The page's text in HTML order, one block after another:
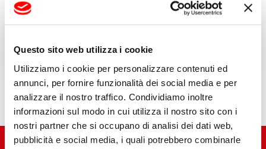
Questo sito web utilizza i cookie
Utilizziamo i cookie per personalizzare contenuti ed
annunci, per fornire funzionalità dei social media e per
analizzare il nostro traffico. Condividiamo inoltre
informazioni sul modo in cui utilizza il nostro sito con i
nostri partner che si occupano di analisi dei dati web,
pubblicità e social media, i quali potrebbero combinarle
NPE 2027